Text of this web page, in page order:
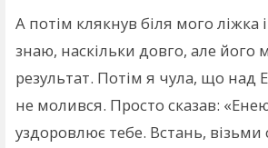
А потім клякнув біля мого ліжка
знаю, наскільки довго, але його
результат. Потім я чула, що над
не молився. Просто сказав:
уздоровлює тебе. Встань, візьми